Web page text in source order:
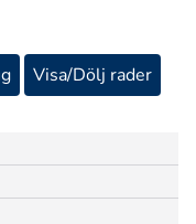
Visa/Dölj rader